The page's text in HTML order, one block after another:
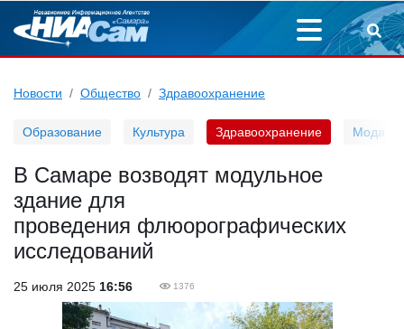
Новости Общество Здравоохранение
Образование Культура Здравоохранение Мода
В Самаре возводят модульное
здание для
проведения флюорографических
исследований
25 июля 2025 16:56 1376